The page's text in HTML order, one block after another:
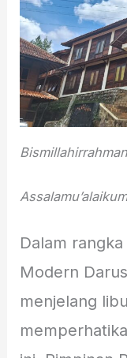
Dalam
Modern
menjelang